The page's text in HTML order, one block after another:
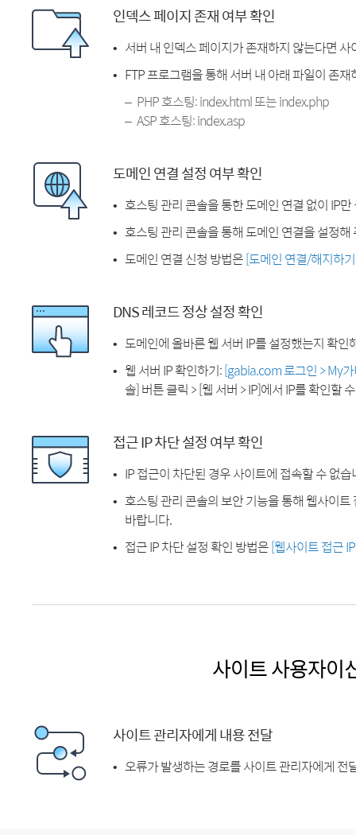
인덱스 페이지 존재 여부 확인
서버 내 인덱스 페이지가 존재하지 않는다면
FTP 프로그램을 통해 서버 내 아래 파일이 존
PHP 호스팅: index.html 또는 index.php
ASP 호스팅: index.asp
도메인 연결 설정 여부 확인
호스팅 관리 콘솔을 통한 도메인 연결 없이 IP
호스팅 관리 콘솔을 통해 도메인 연결을 설정해
도메인 연결 신청 방법은[도메인 연결/해지하
DNS 레코드 정상 설정 확인
도메인에 올바른 웹 서버 IP를 설정했는지 확인
웹 서버 IP 확인하기:[gabia.com 로그인 > My
솔] 버튼 클릭 > [웹 서버 > IP]에서 IP를 확인할
접근 IP 차단 설정 여부 확인
IP 접근이 차단된 경우 사이트에 접속할 수 없습
호스팅 관리 콘솔의 보안 기능을 통해 웹사이
바랍니다.
접근 IP 차단 설정 확인 방법은[웹사이트 접근
사이트 사용자이
사이트 관리자에게 내용 전달
오류가 발생하는 경로를 사이트 관리자에게 전